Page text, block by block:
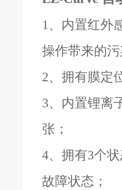
1、内置红外
操作带来的
2、拥有膜定
3、内置锂离
张；
4、拥有3个
故障状态；